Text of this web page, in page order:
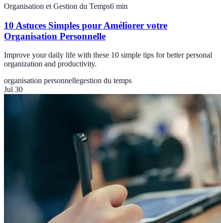
Organisation et Gestion du Temps6 min
10 Astuces Simples pour Améliorer votre
Organisation Personnelle
Improve your daily life with these 10 simple tips for better personal
organization and productivity.
organisation personnellegestion du temps
Jul 30